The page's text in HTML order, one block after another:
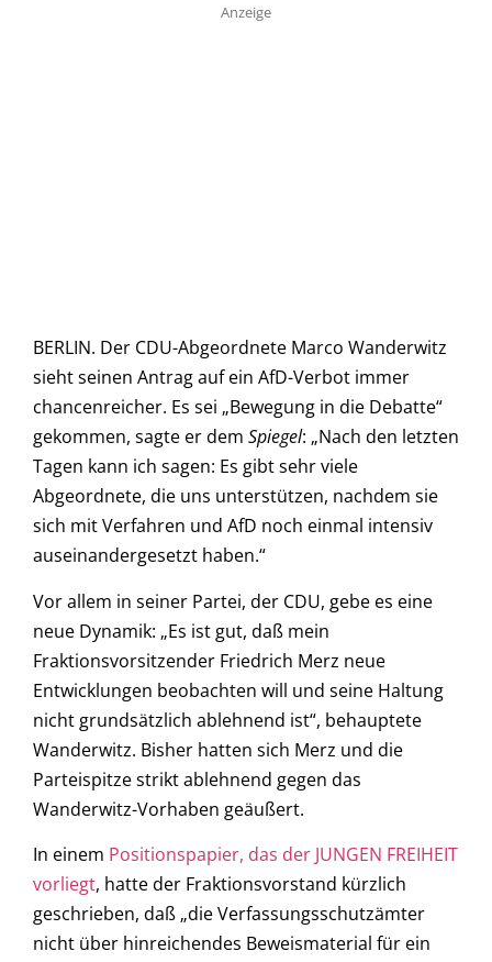
Anzeige
BERLIN. Der CDU-Abgeordnete Marco Wanderwitz
sieht seinen Antrag auf ein AfD-Verbot immer
chancenreicher. Es sei „Bewegung in die Debatte“
gekommen, sagte er dem Spiegel: „Nach den letzten
Tagen kann ich sagen: Es gibt sehr viele
Abgeordnete, die uns unterstützen, nachdem sie
sich mit Verfahren und AfD noch einmal intensiv
auseinandergesetzt haben.“
Vor allem in seiner Partei, der CDU, gebe es eine
neue Dynamik: „Es ist gut, daß mein
Fraktionsvorsitzender Friedrich Merz neue
Entwicklungen beobachten will und seine Haltung
nicht grundsätzlich ablehnend ist“, behauptete
Wanderwitz. Bisher hatten sich Merz und die
Parteispitze strikt ablehnend gegen das
Wanderwitz-Vorhaben geäußert.
In einem Positionspapier, das der JUNGEN FREIHEIT
vorliegt, hatte der Fraktionsvorstand kürzlich
geschrieben, daß „die Verfassungsschutzämter
nicht über hinreichendes Beweismaterial für ein